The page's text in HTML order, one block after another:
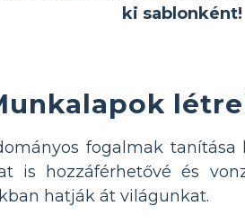
ki sablonként!
fogalmak
is hozzáférhetővé és
hatják át világunkat.